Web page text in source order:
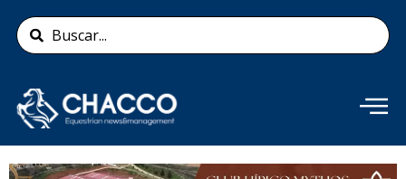
contenido
Search
...
Añade aquí tu texto de
cabecera